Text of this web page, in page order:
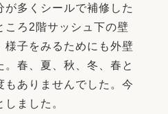
ワン
リフォームお役立ち情報
おすすめ情報
が多くシールで補修した
ころ2階サッシュ下の壁
様子をみるためにも外壁
春、夏、秋、冬、春と
もありませんでした。今
ました。